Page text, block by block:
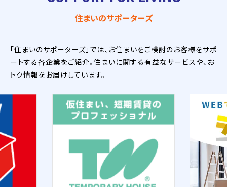
住まいのサポーターズ
「住まいのサポーターズ」では、お住まいをご検討のお客様をサポ
ートする各企業をご紹介。住まいに関する有益なサービスや、お
トク情報をお届けしています。